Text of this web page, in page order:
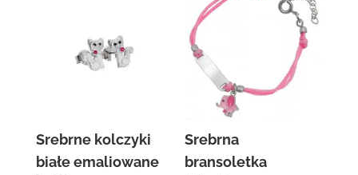
Srebrne kolczyki
białe emaliowane
Srebrna
bransoletka